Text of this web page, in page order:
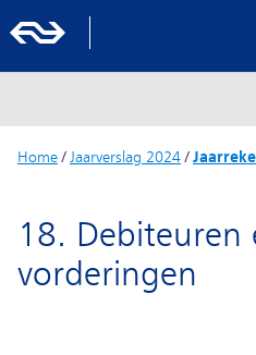
Home/ Jaarverslag 2024/
18. Debiteuren
vorderingen